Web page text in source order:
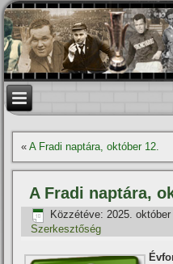
«A Fradi naptára, október 12.
A Fradi naptára,
Közzétéve: 2025.
Szerkesztőség